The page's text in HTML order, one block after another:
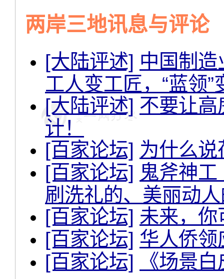
两岸三地讯息与评论
[大陆评述] 中国制
工人变工匠，“蓝领”
[大陆评述] 不要让
计！
[百家论坛] 为什么
[百家论坛] 鬼斧神
刷洗礼的、美丽动
[百家论坛] 未来，
[百家论坛] 华人侨
[百家论坛]
《场景